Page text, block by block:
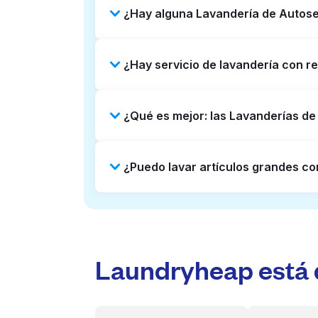
¿Hay alguna Lavandería de
24/7. Revisar listados o mapas
¿Hay servicio de lavandería con
puerta. Puede ser una opción
¿Qué es mejor: las Lavanderías
lado, Laundryheap ofrece recojo
¿Puedo lavar artículos grandes
Laundryheap está